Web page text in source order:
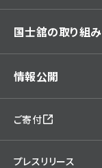
国士舘の取り組み
情報公開
ご寄付
プレスリリース